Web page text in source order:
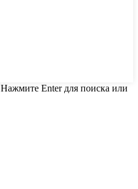
Нажмите Enter для поиска или